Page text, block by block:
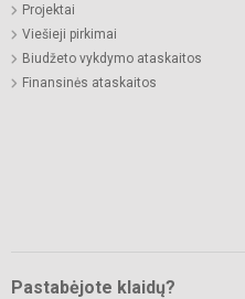
Projektai
Viešieji pirkimai
Biudžeto vykdymo ataskaitos
Finansinės ataskaitos
Pastabėjote klaidų?